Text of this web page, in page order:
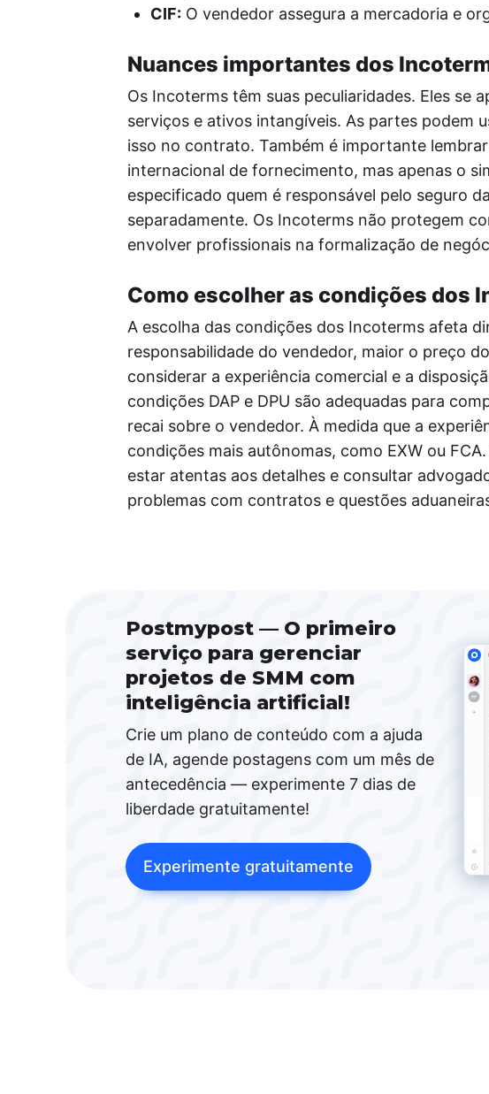
CIF: O vendedor assegura a mercadoria e
Nuances importantes dos
Os Incoterms têm suas peculiaridades. Eles se
serviços e ativos intangíveis. As partes podem
isso no contrato. Também é importante
internacional de fornecimento, mas apenas o
especificado quem é responsável pelo seguro
separadamente. Os Incoterms não protegem
envolver profissionais na formalização de
Como escolher as condições dos
A escolha das condições dos Incoterms afeta
responsabilidade do vendedor, maior o preço
considerar a experiência comercial e a
condições DAP e DPU são adequadas para
recai sobre o vendedor. À medida que a
condições mais autônomas, como EXW ou
estar atentas aos detalhes e consultar
problemas com contratos e questões
Postmypost — O primeiro
serviço para gerenciar
projetos de SMM com
inteligência artificial!
Crie um plano de conteúdo com a ajuda
de IA, agende postagens com um mês de
antecedência — experimente 7 dias de
liberdade gratuitamente!
Experimente gratuitamente